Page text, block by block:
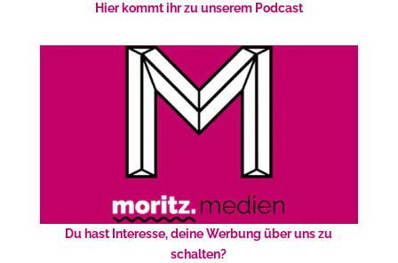
Hier kommt ihr zu unserem Podcast
Du hast Interesse, deine Werbung über uns zu
schalten?